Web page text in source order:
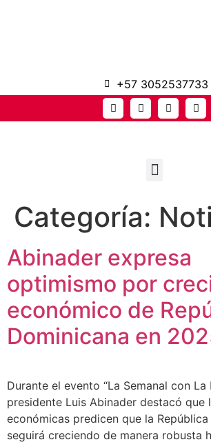
+57 3052537733
Categoría:
Abinader expresa
optimismo por
económico de
Dominicana en
Durante el evento “La Semanal con La
presidente Luis Abinader destacó que
económicas predicen que la
seguirá creciendo de manera robusta